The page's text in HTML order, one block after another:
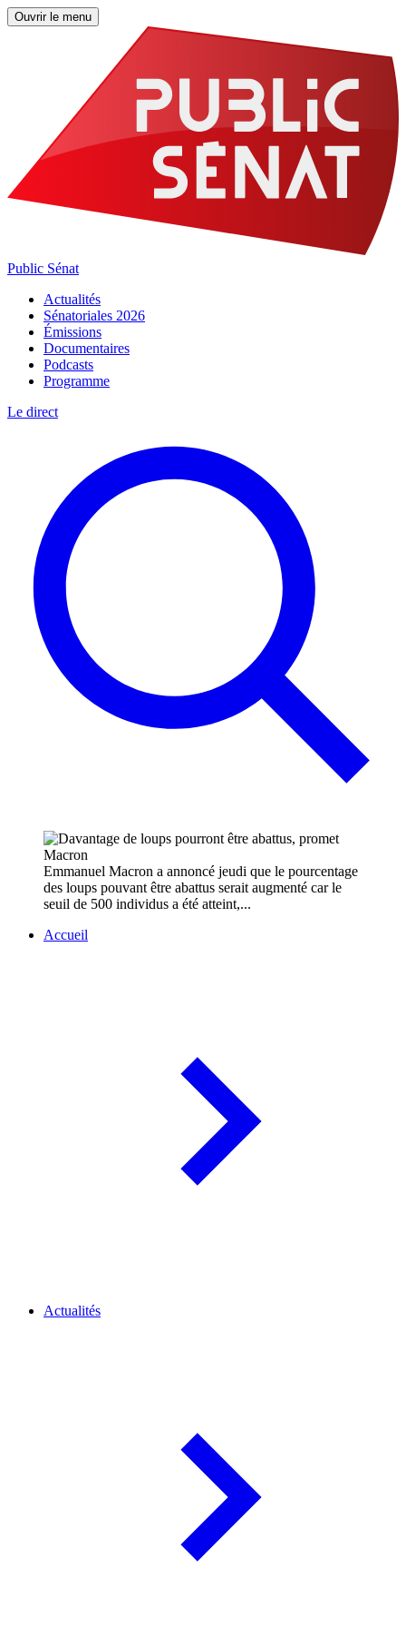
Ouvrir le menu
Public Sénat
Actualités
Sénatoriales 2026
Émissions
Documentaires
Podcasts
Programme
Le direct
Emmanuel Macron a annoncé jeudi que le pourcentage
des loups pouvant être abattus serait augmenté car le
seuil de 500 individus a été atteint,...
Accueil
Actualités